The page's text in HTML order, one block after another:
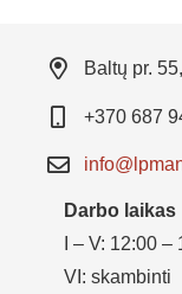
Baltų pr.
+370 687
Darbo laikas
I – V: 12:00 –
VI: skambinti